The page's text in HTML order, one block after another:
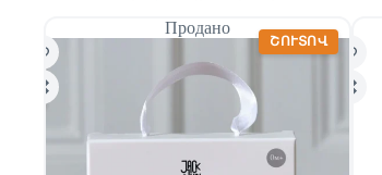
Продано
ՇՈՒՏՈՎ